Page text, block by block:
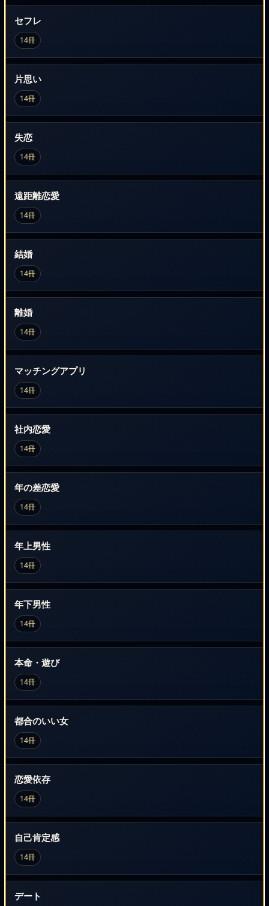
セフレ
14冊
片思い
14冊
失恋
14冊
遠距離恋愛
14冊
結婚
14冊
離婚
14冊
マッチングアプリ
14冊
社内恋愛
14冊
年の差恋愛
14冊
年上男性
14冊
年下男性
14冊
本命・遊び
14冊
都合のいい女
14冊
恋愛依存
14冊
自己肯定感
14冊
デート